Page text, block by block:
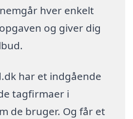
hver enkelt
og giver dig
har et indgående
tagfirmaer i
de bruger. Og får et